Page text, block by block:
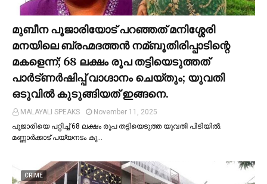
മുബീന പൂജാരിയോട് പറഞ്ഞത് മനിശ്ശേരി
മനയിലെ ബ്രഹ്മദത്തൻ നമ്ബൂതിരിപ്പാടിന്റെ
മകളെന്ന്; 68 ലക്ഷം രൂപ തട്ടിയെടുത്തത്
പാര്‍ട്ണര്‍ഷിപ്പ് വാഗ്ദാനം ചെയ്തും; യുവതി
ഒടുവില്‍ കുടുങ്ങിയത് ഇങ്ങനെ.
MALAYALI SPEAKS
November 11, 2025
പൂജാരിയെ പറ്റിച്ച്‌ 68 ലക്ഷം രൂപ തട്ടിയെടുത്ത യുവതി പിടിയില്‍.
മണ്ണാർക്കാട് പയ്യനടം കു…
CRIME